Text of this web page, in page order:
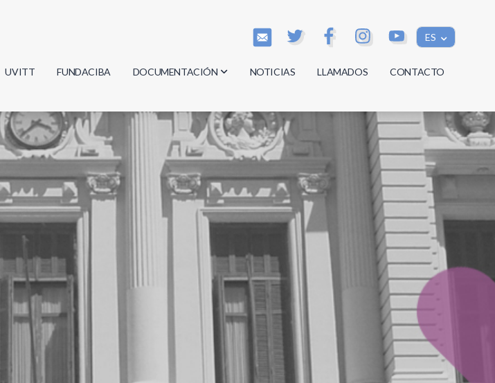
ES
UVITT FUNDACIBA DOCUMENTACIÓN
Actas
Reglamentos
Documentos
NOTICIAS LLAMADOS CONTACTO